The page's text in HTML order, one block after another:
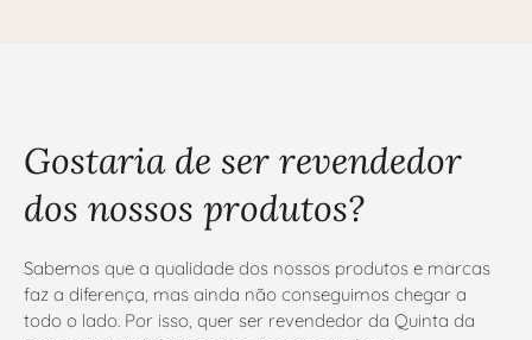
Gostaria de ser revendedor
dos nossos produtos?
Sabemos que a qualidade dos nossos produtos e marcas
faz a diferença, mas ainda não conseguimos chegar a
todo o lado. Por isso, quer ser revendedor da Quinta da